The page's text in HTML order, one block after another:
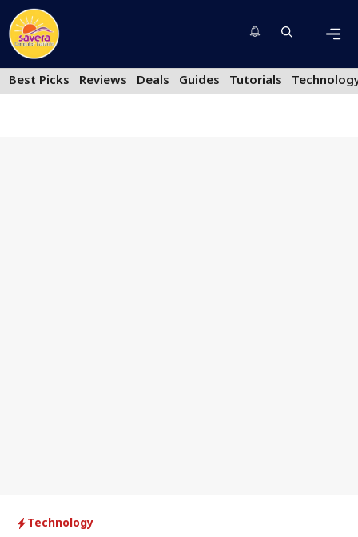
Skip
to
content
Best Picks
Reviews Deals Guides Tutorials
Technology